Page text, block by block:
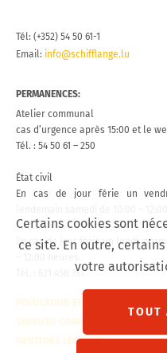
Tél: (+352) 54 50 61-1
Email: info@schifflange.lu
PERMANENCES:
Atelier communal
cas d’urgence après 15:00 et le
Tél. : 54 50 61 – 250
État civil
En cas de jour férie un
En cas de jour férié un lundi,
Tél. : 621 458 757
POPULATION ET ÉTAT CIVIL
SERVICES COMMUNAUX
MENTIONS LÉGALES
Certains cookies sont
ce site. En outre,
votre
TOUT